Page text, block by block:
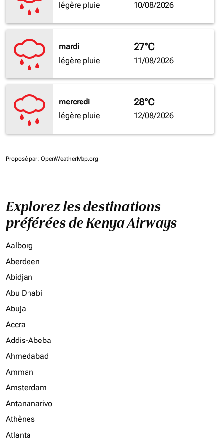
légère pluie
10/08/2026
mardi
légère pluie
27°C
11/08/2026
mercredi
légère pluie
28°C
12/08/2026
Proposé par: OpenWeatherMap.org
Explorez les destinations
préférées de Kenya Airways
Aalborg
Aberdeen
Abidjan
Abu Dhabi
Abuja
Accra
Addis-Abeba
Ahmedabad
Amman
Amsterdam
Antananarivo
Athènes
Atlanta